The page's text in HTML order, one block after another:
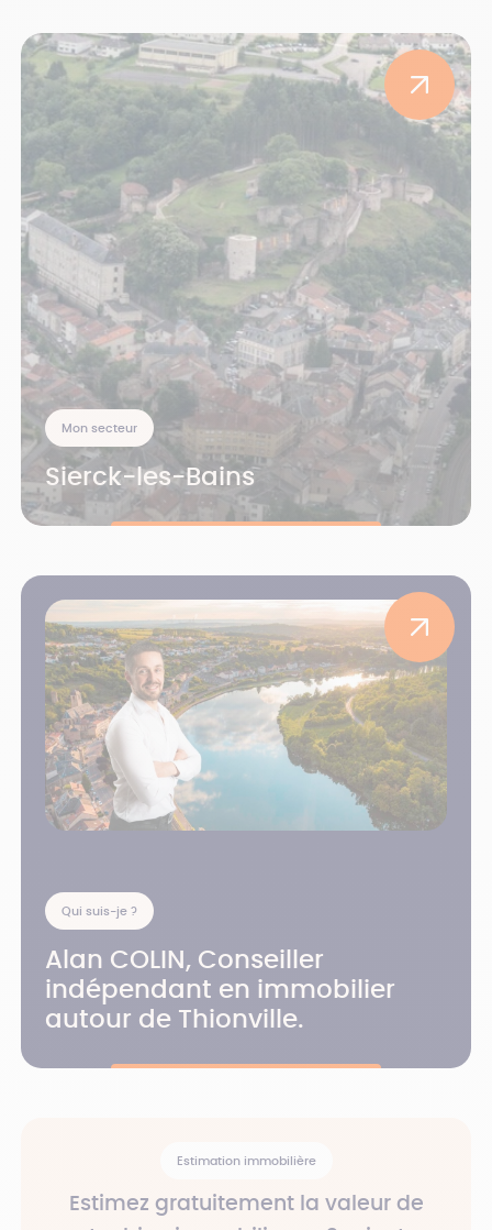
Mon secteur
Sierck-les-Bains
Qui suis-je ?
Alan COLIN, Conseiller
indépendant en immobilier
autour de Thionville.
Estimation immobilière
Estimez gratuitement la valeur de